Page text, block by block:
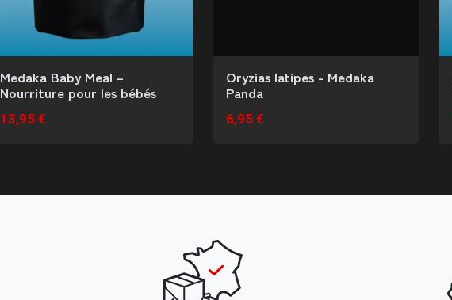
Medaka Baby Meal –
Nourriture pour les bébés
13,95 €
Oryzias latipes - Medaka
Panda
6,95 €